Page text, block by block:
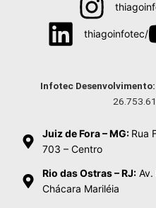
thiagoinfotec/
Infotec Desenvolvimento:
Juiz de Fora – MG: Rua
703 – Centro
Rio das Ostras – RJ: Av.
Chácara Mariléia